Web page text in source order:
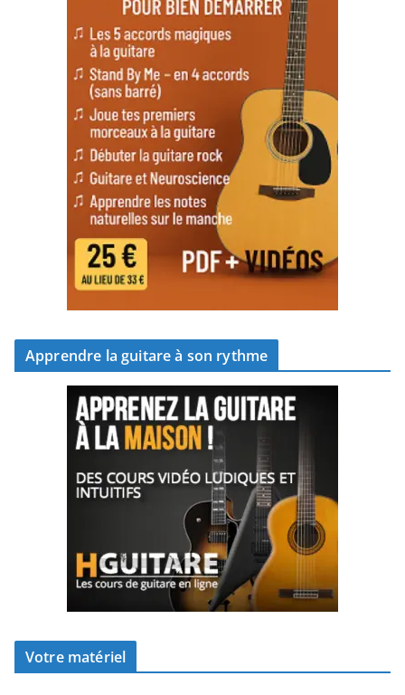
Apprendre la guitare à son rythme
Votre matériel